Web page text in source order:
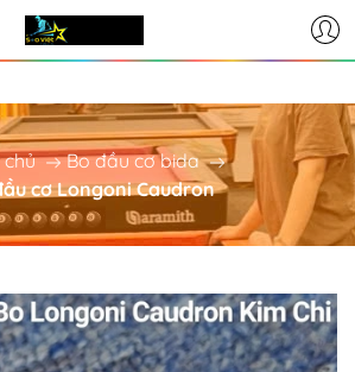
CẤP BÀN BI-A - PHỤ
Bo đầu cơ bida
cơ Longoni Caudron